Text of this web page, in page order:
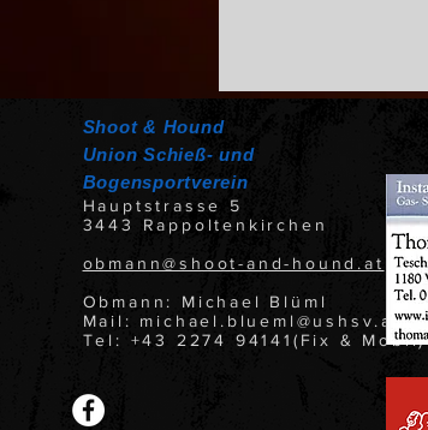
Shoot & Hound
Union Schieß- und
Bogensportverein
Hauptstrasse 5
3443 Rappoltenkirchen
obmann@shoot-and-hound.at
Obmann: Michael Blüml
Mail: michael.blueml@ushsv.at
Tel: +43 2274 94141(Fix & Mobil)